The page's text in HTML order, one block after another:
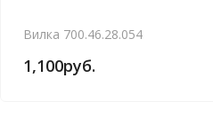
Вилка 700.46.28.054
1,100руб.